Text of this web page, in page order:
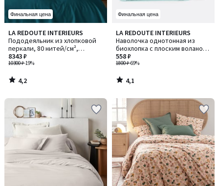
Финальная цена
LA REDOUTE INTERIEURS
Пододеяльник из хлопковой
перкали, 80 нитей/см²,
Scenario / Сценарио
10300 ₽-19%
8343 ₽
4,2
/ 5
4,2
/
Финальная цена
LA REDOUTE INTERIEURS
Наволочка однотонная из
биохлопка с плоским воланом,
Scenario / Сценарио
1800 ₽-69%
558 ₽
4,1
/ 5
4,1
/